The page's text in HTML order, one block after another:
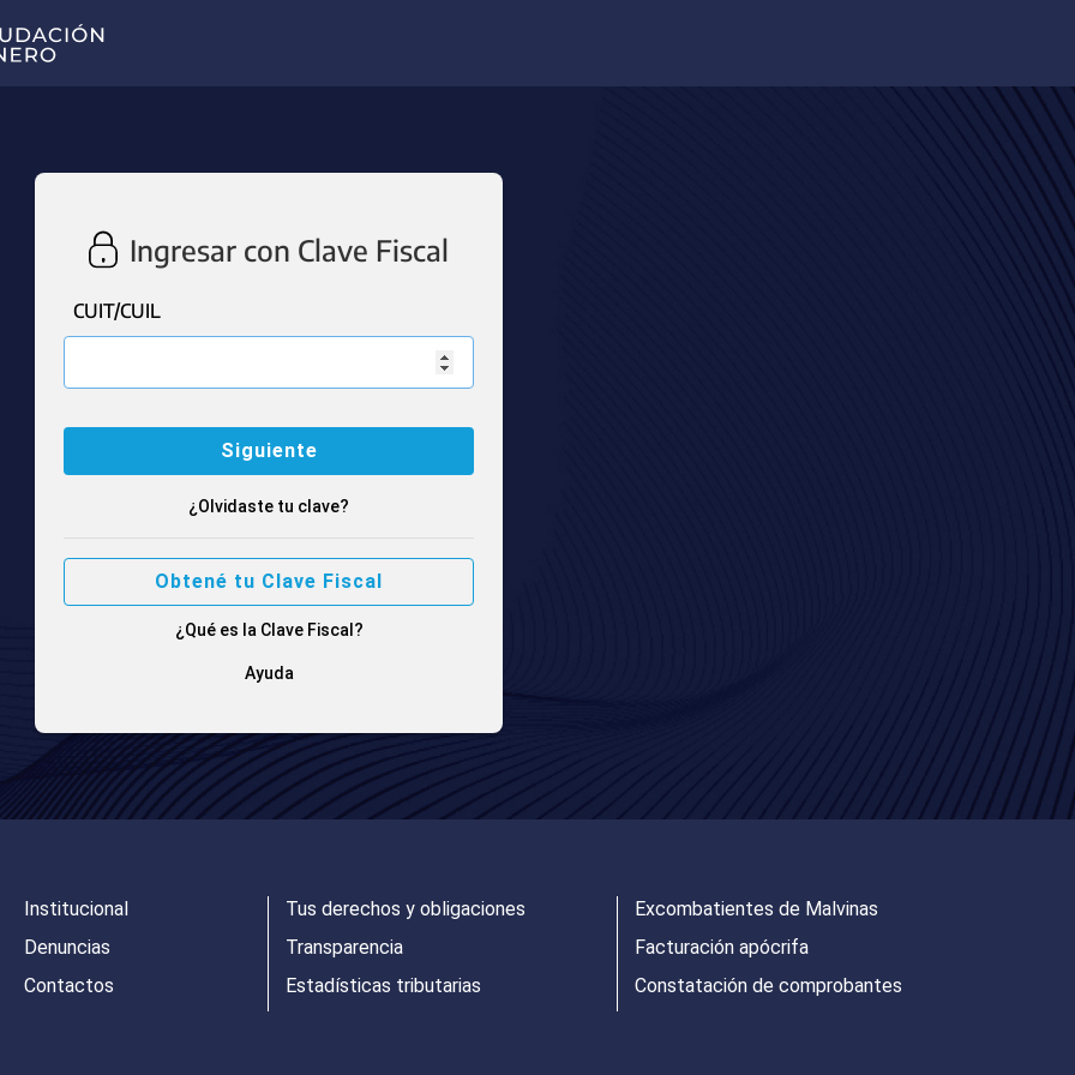
Ingresar con Clave Fiscal
CUIT/CUIL
¿Olvidaste tu clave?
Obtené tu Clave Fiscal
¿Qué es la Clave Fiscal?
Ayuda
Institucional
Denuncias
Contactos
Tus derechos y obligaciones
Transparencia
Estadísticas tributarias
Excombatientes de Malvinas
Facturación apócrifa
Constatación de comprobantes